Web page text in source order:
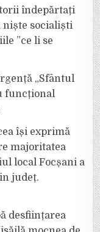
îndepărtați
niște socialiști
”ce li se
„Sfântul
funcțional
își exprimă
majoritatea
local Focșani a
județ.
desființarea